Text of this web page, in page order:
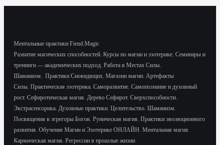
Ментальные практики Fiend.Magic
Развитие магических способностей. Курсы по магии и эзотерике. Семинары и
тренинги — академических подход. Работа в Местах Силы.
Шаманизм. Практики Сновидящих. Магазин магии. Артефакты
Силы. Практическая эзотерика. Саморазвитие. Самопознание и духовный
рост. Сефиротическая магия. Дерево Сефирот. Сверхспособности.
Экстрасенсорика. Духовные практики. Целительство. Шаманизм.
Посвящения в эгрегоры Богов. Руническая магия. Практики эволюционного
развития. Обучение Магии и Эзотерике ОНЛАЙН. Ментальная магия.
Кармическая магия. Регрессии в прошлые жизни